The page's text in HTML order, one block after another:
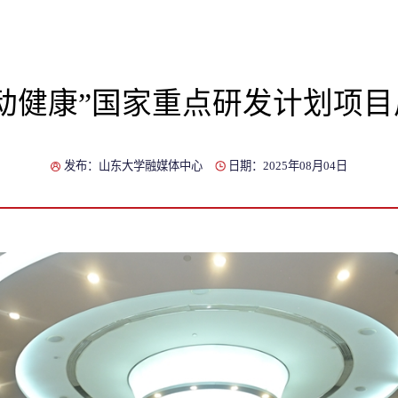
健康”国家重点研发计划项
发布：山东大学融媒体中心 日期：2025年08月04日